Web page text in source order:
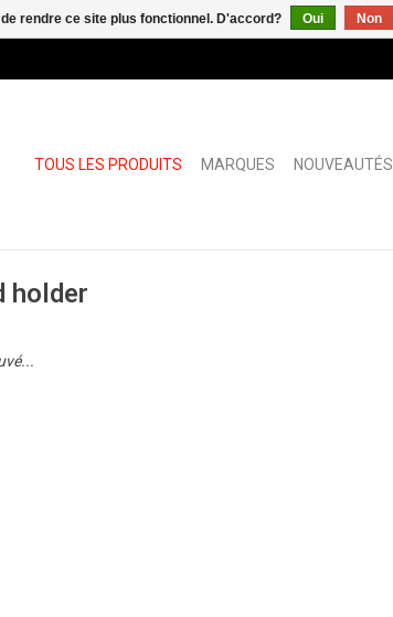
TOUS LES PRODUITS MARQUES NOUVEAUTÉS
holder
rendre ce site plus fonctionnel. D'accord? Oui Non